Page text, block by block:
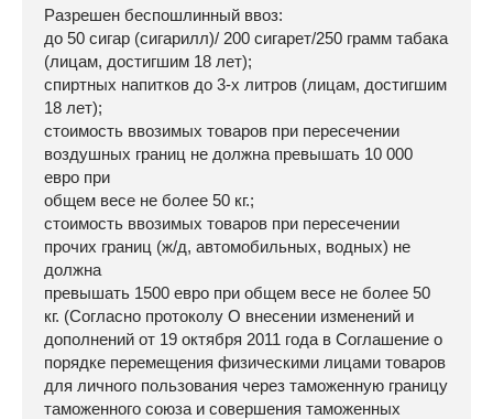
Разрешен беспошлинный ввоз:
до 50 сигар (сигарилл)/ 200 сигарет/250 грамм табака
(лицам, достигшим 18 лет);
спиртных напитков до 3-х литров (лицам, достигшим
18 лет);
стоимость ввозимых товаров при пересечении
воздушных границ не должна превышать 10 000
евро при
общем весе не более 50 кг.;
стоимость ввозимых товаров при пересечении
прочих границ (ж/д, автомобильных, водных) не
должна
превышать 1500 евро при общем весе не более 50
кг. (Согласно протоколу О внесении изменений и
дополнений от 19 октября 2011 года в Соглашение о
порядке перемещения физическими лицами товаров
для личного пользования через таможенную границу
таможенного союза и совершения таможенных